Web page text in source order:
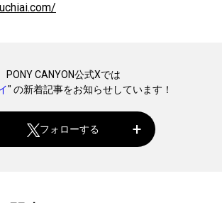
PONY CANYON公式Xでは
" の新着記事をお知らせしています！
フォローする